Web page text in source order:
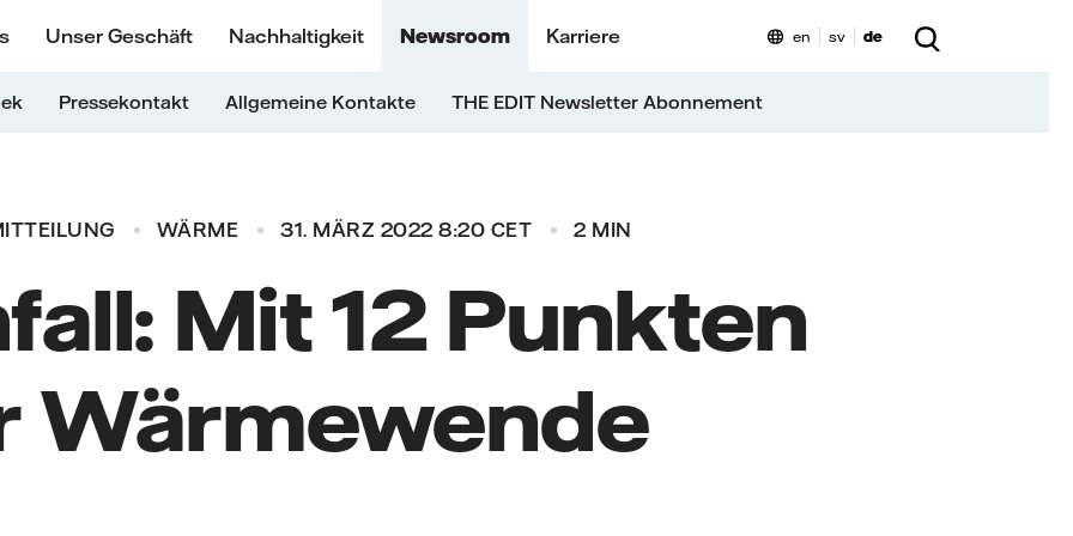
Unser Geschäft Nachhaltigkeit Newsroom Karriere
Pressekontakt Allgemeine Kontakte THE EDIT Newsletter Abonnement
en sv de
WÄRME 31. MÄRZ 2022 8:20 CET 2 MIN
Mit 12 Punkten
Wärmewende